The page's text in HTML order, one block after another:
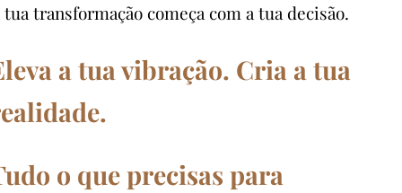
tua transformação começa com a tua decisão.
a tua vibração. Cria a tua
o que precisas para